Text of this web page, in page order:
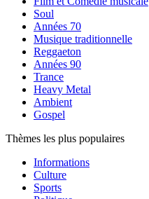
Soul
Années 70
Musique traditionnelle
Reggaeton
Années 90
Trance
Heavy Metal
Ambient
Gospel
Thèmes les plus populaires
Informations
Culture
Sports